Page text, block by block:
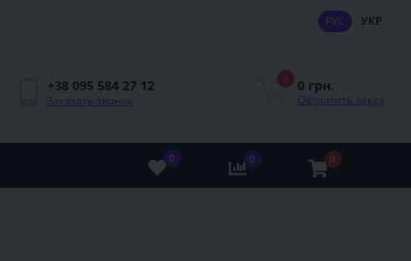
РУС УКР
+38 095 584 27 12
Заказать звонок
0 0 грн.
Оформить заказ
0 0 0